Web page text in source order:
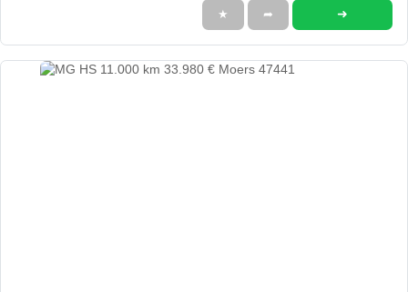
★ ➦ ➜